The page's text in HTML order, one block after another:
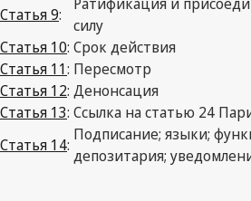
Статья 9:
силу
Статья 10: Срок действия
Статья 11: Пересмотр
Статья 12: Денонсация
Статья 13: Ссылка на статью 24
Статья 14:
Подписание; языки;
депозитария;